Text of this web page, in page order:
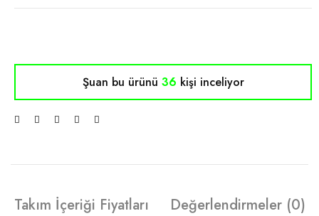
Şuan bu ürünü 36 kişi inceliyor
Takım İçeriği Fiyatları
Değerlendirmeler (0)